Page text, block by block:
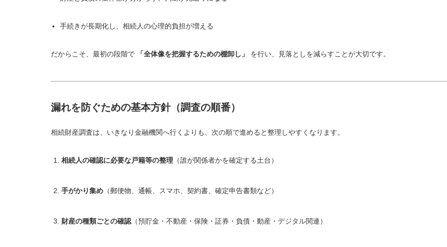
手続きが長期化し、相続人の心理的負担が増える
だからこそ、最初の段階で 「全体像を把握するための棚卸し」 を行い、見落としを減らすことが大切です。
漏れを防ぐための基本方針（調査の順番）
相続財産調査は、いきなり金融機関へ行くよりも、次の順で進めると整理しやすくなります。
相続人の確認に必要な戸籍等の整理 （誰が関係者かを確定する土台）
手がかり集め （郵便物、通帳、スマホ、契約書、確定申告書類など）
財産の種類ごとの確認 （預貯金・不動産・保険・証券・負債・動産・デジタル関連）